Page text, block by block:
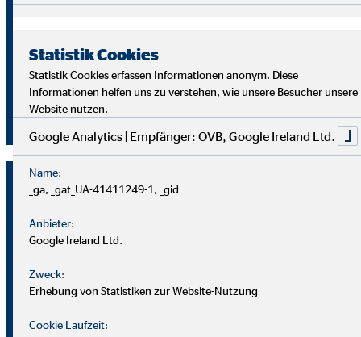
um die Ziele deiner Kundinnen richtig zu verstehen und
Starte auch du als OVB Finanzberater*in durch!
Jetzt klicken und bewerben!
Statistik Cookies
Statistik Cookies erfassen Informationen anonym. Diese
Informationen helfen uns zu verstehen, wie unsere Besucher unsere
Website nutzen.
Google Analytics | Empfänger: OVB, Google Ireland Ltd.
Name:
_ga, _gat_UA-41411249-1, _gid
Anbieter:
Google Ireland Ltd.
Zweck:
Erhebung von Statistiken zur Website-Nutzung
Cookie Laufzeit: